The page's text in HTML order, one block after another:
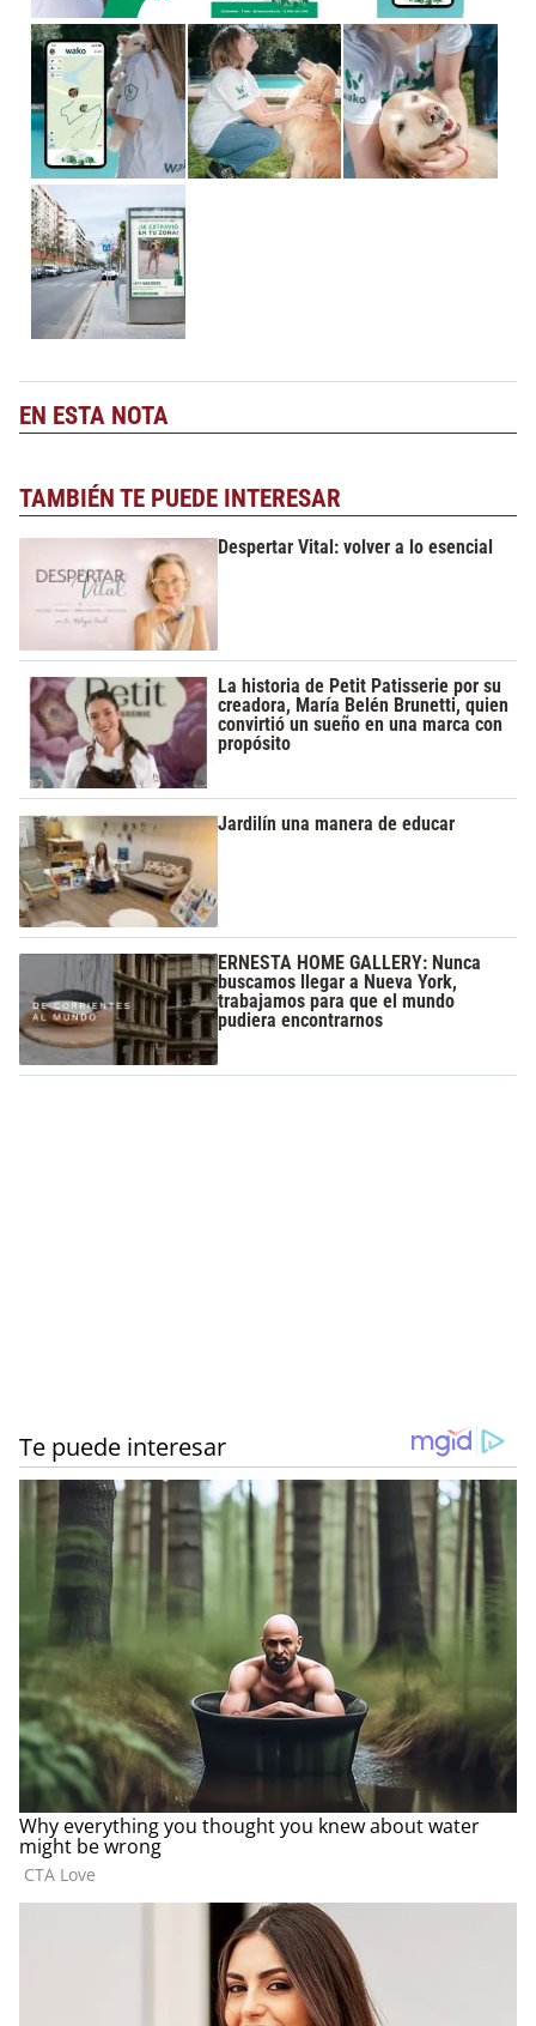
EN ESTA NOTA
TAMBIÉN TE PUEDE INTERESAR
Despertar Vital: volver a lo esencial
La historia de Petit Patisserie por su
creadora, María Belén Brunetti, quien
convirtió un sueño en una marca con
propósito
Jardilín una manera de educar
ERNESTA HOME GALLERY: Nunca
buscamos llegar a Nueva York,
trabajamos para que el mundo
pudiera encontrarnos